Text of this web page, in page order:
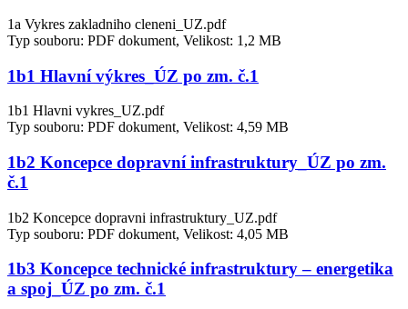
1a Vykres zakladniho cleneni_UZ.pdf
Typ souboru: PDF dokument, Velikost: 1,2 MB
1b1 Hlavní výkres_ÚZ po zm. č.1
1b1 Hlavni vykres_UZ.pdf
Typ souboru: PDF dokument, Velikost: 4,59 MB
1b2 Koncepce dopravní infrastruktury_ÚZ po zm.
č.1
1b2 Koncepce dopravni infrastruktury_UZ.pdf
Typ souboru: PDF dokument, Velikost: 4,05 MB
1b3 Koncepce technické infrastruktury – energetika
a spoj_ÚZ po zm. č.1